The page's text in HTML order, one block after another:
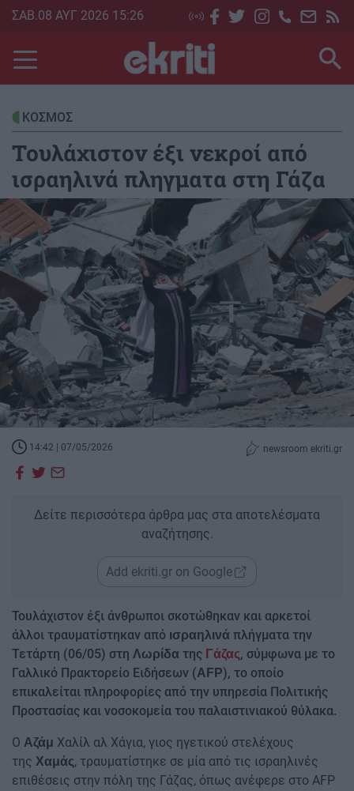
Skip
main
content
ΣΑΒ.08 ΑΥΓ 2026 15:26
ΚΟΣΜΟΣ
Τουλάχιστον έξι νεκροί από
ισραηλινά πληγματα στη Γάζα
14:42 | 07/05/2026 newsroom ekriti.gr
Δείτε περισσότερα άρθρα μας στα αποτελέσματα
αναζήτησης.
Add ekriti.gr on Google
Τουλάχιστον έξι άνθρωποι σκοτώθηκαν και αρκετοί
άλλοι τραυματίστηκαν από ισραηλινά πλήγματα την
Τετάρτη (06/05) στη Λωρίδα της Γάζας, σύμφωνα με το
Γαλλικό Πρακτορείο Ειδήσεων (AFP), το οποίο
επικαλείται πληροφορίες από την υπηρεσία Πολιτικής
Προστασίας και νοσοκομεία του παλαιστινιακού θύλακα.
Ο Αζάμ Χαλίλ αλ Χάγια, γιος ηγετικού στελέχους
της Χαμάς, τραυματίστηκε σε μία από τις ισραηλινές
επιθέσεις στην πόλη της Γάζας, όπως ανέφερε στο AFP